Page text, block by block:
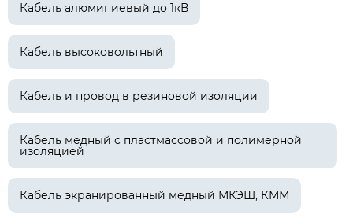
Кабель алюминиевый до 1кВ
Кабель высоковольтный
Кабель и провод в резиновой изоляции
Кабель медный с пластмассовой и полимерной
изоляцией
Кабель экранированный медный МКЭШ, КММ